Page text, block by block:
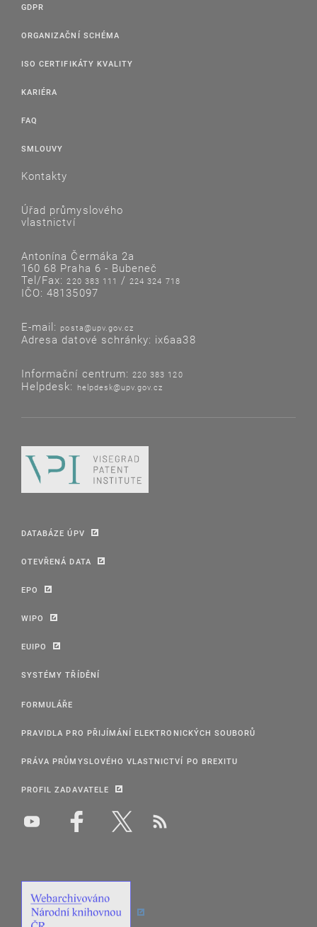
GDPR
ORGANIZAČNÍ SCHÉMA
ISO CERTIFIKÁTY KVALITY
KARIÉRA
FAQ
SMLOUVY
Kontakty
Úřad průmyslového
vlastnictví
Antonína Čermáka 2a
160 68 Praha 6 - Bubeneč
Tel/Fax:220 383 111 /224 324 718
IČO: 48135097
E-mail: posta@upv.gov.cz
Adresa datové schránky: ix6aa38
Informační centrum: 220 383 120
Helpdesk: helpdesk@upv.gov.cz
DATABÁZE ÚPV
OTEVŘENÁ DATA
EPO
WIPO
EUIPO
SYSTÉMY TŘÍDĚNÍ
FORMULÁŘE
PRAVIDLA PRO PŘIJÍMÁNÍ ELEKTRONICKÝCH SOUBORŮ
PRÁVA PRŮMYSLOVÉHO VLASTNICTVÍ PO BREXITU
PROFIL ZADAVATELE